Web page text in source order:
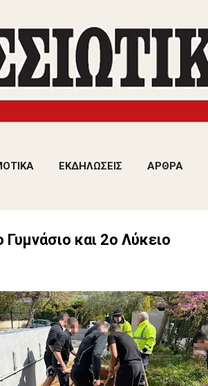
ΕΚΔΗΛΩΣΕΙΣ ΑΡΘΡΑ
και 2ο Λύκειο